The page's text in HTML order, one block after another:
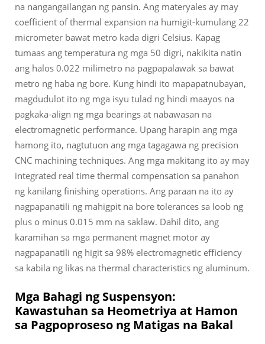
na nangangailangan ng pansin. Ang materyales ay may
coefficient of thermal expansion na humigit-kumulang 22
micrometer bawat metro kada digri Celsius. Kapag
tumaas ang temperatura ng mga 50 digri, nakikita natin
ang halos 0.022 milimetro na pagpapalawak sa bawat
metro ng haba ng bore. Kung hindi ito mapapatnubayan,
magdudulot ito ng mga isyu tulad ng hindi maayos na
pagkaka-align ng mga bearings at nabawasan na
electromagnetic performance. Upang harapin ang mga
hamong ito, nagtutuon ang mga tagagawa ng precision
CNC machining techniques. Ang mga makitang ito ay may
integrated real time thermal compensation sa panahon
ng kanilang finishing operations. Ang paraan na ito ay
nagpapanatili ng mahigpit na bore tolerances sa loob ng
plus o minus 0.015 mm na saklaw. Dahil dito, ang
karamihan sa mga permanent magnet motor ay
nagpapanatili ng higit sa 98% electromagnetic efficiency
sa kabila ng likas na thermal characteristics ng aluminum.
Mga Bahagi ng Suspensyon:
Kawastuhan sa Heometriya at Hamon
sa Pagpoproseso ng Matigas na Bakal